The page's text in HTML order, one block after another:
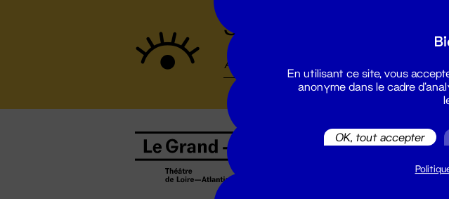
Suivez toutes les
Billetterie
billetterie@leGrandT.fr
En utilisant ce site, vous
anonyme dans le cadre
OK, tout accepter